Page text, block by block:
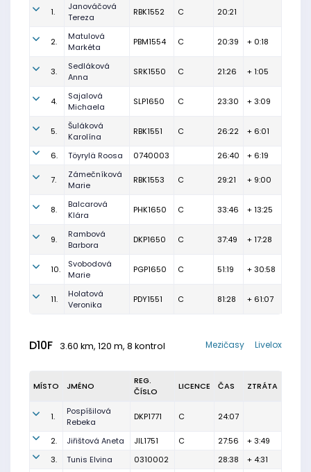
1.
Janováčová
Tereza
RBK1552 C 20:21
2.
Matulová
Markéta
PBM1554 C 20:39 + 0:18
3.
Sedláková
Anna
SRK1550 C 21:26 + 1:05
4.
Sajalová
Michaela
SLP1650 C 23:30 + 3:09
5.
Šuláková
Karolína
RBK1551 C 26:22 + 6:01
6. Töyrylä Roosa 0740003 26:40 + 6:19
7.
Zámečníková
Marie
RBK1553 C 29:21 + 9:00
8.
Balcarová
Klára
PHK1650 C 33:46 + 13:25
9.
Rambová
Barbora
DKP1650 C 37:49 + 17:28
10.
Svobodová
Marie
PGP1650 C 51:19 + 30:58
11.
Holatová
Veronika
PDY1551 C 81:28 + 61:07
D10F 3.60 km, 120 m, 8 kontrol Livelox
Mezičasy
MÍSTO JMÉNO
REG.
ČÍSLO
LICENCE ČAS ZTRÁTA
1.
Pospíšilová
Rebeka
DKP1771 C 24:07
2. Jiřištová Aneta JIL1751 C 27:56
+ 3:49
3.
Tunis Elvina 0310002 28:38
+ 4:31